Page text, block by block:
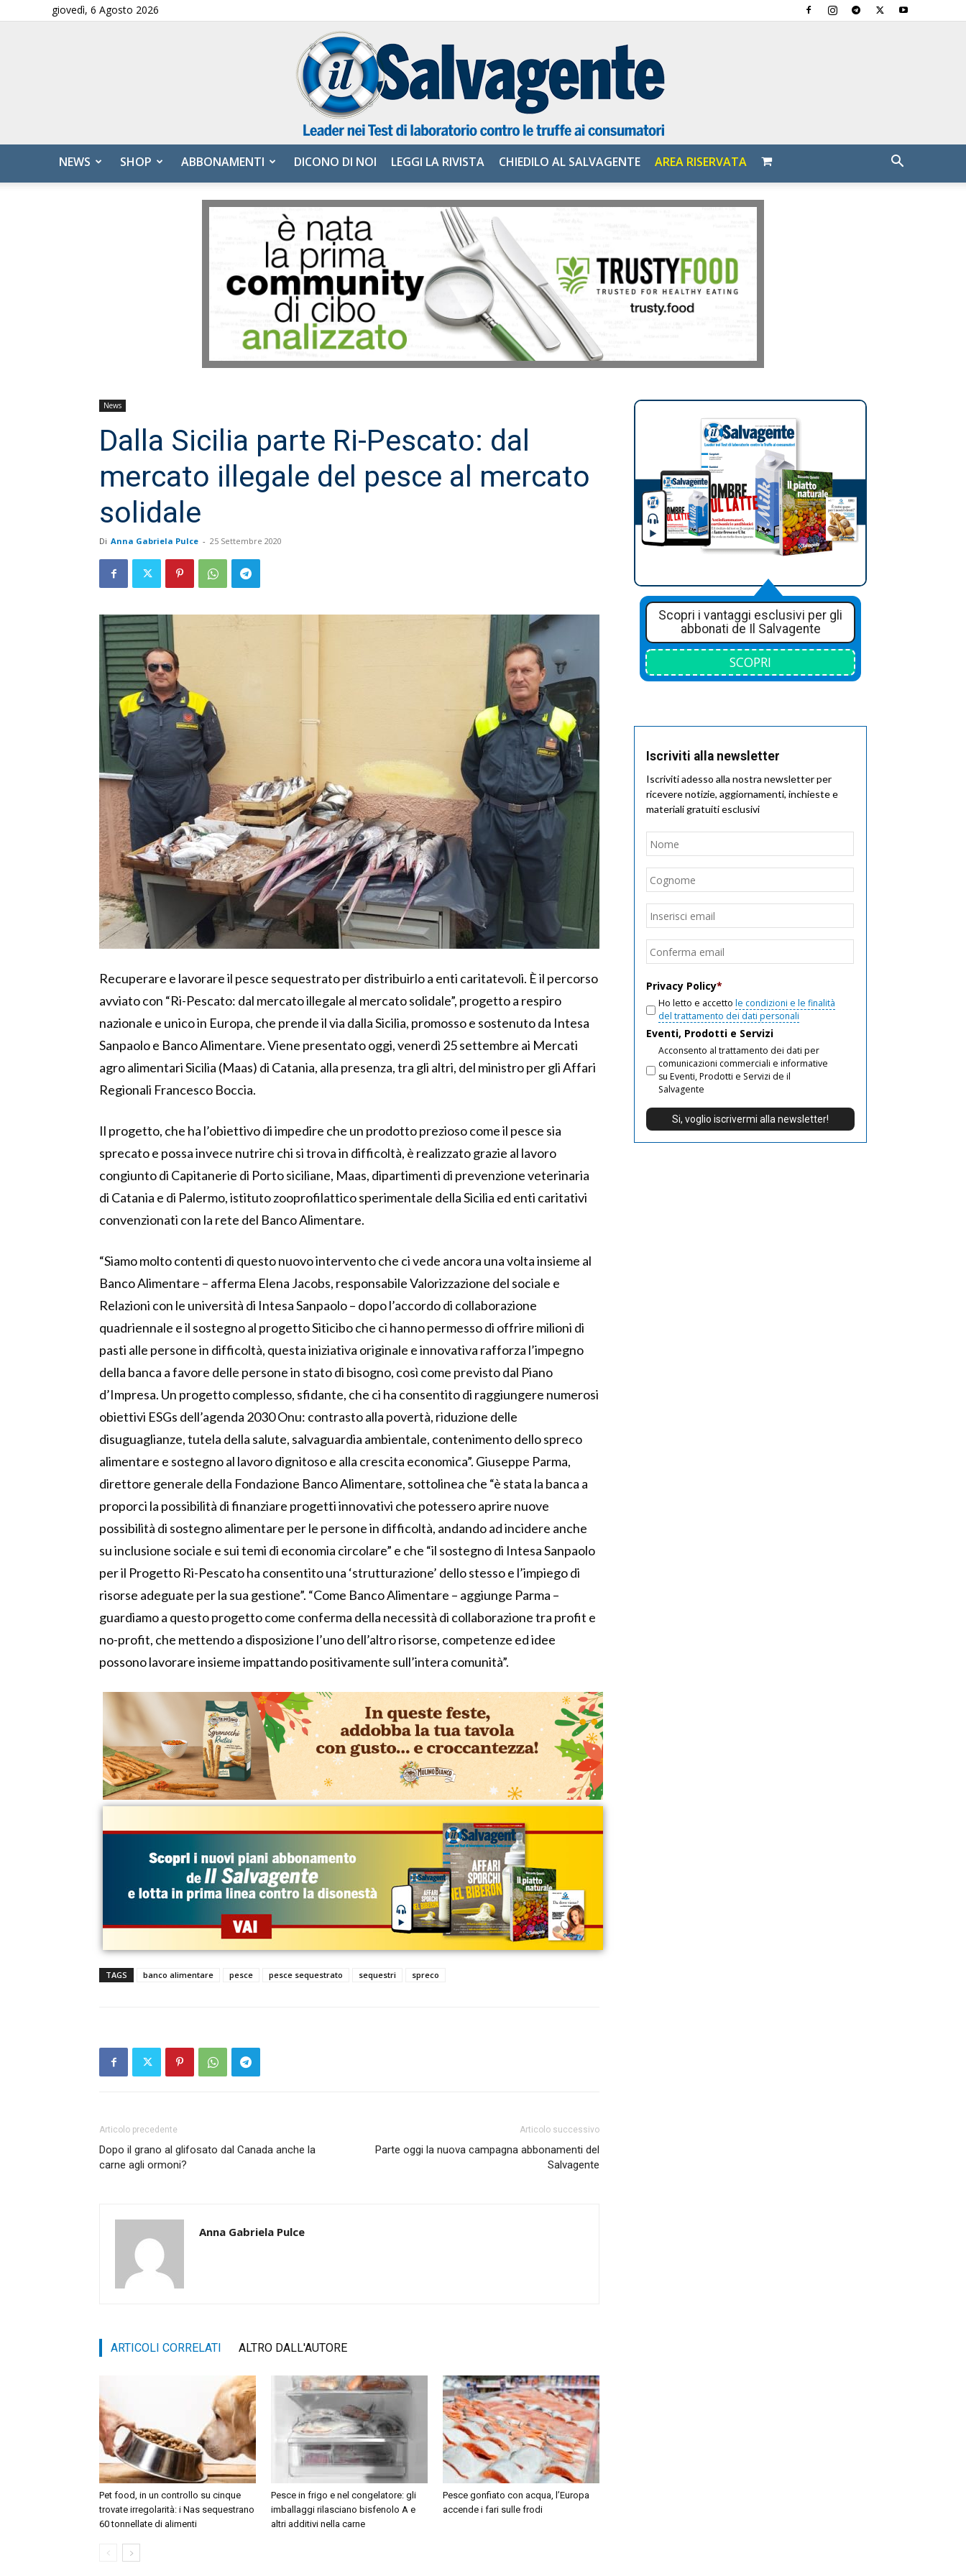
giovedì, 6 Agosto 2026
Salvagente
NEWS SHOP ABBONAMENTI DICONO DI NOI LEGGI LA RIVISTA CHIEDILO AL SALVAGENTE AREA RISERVATA
News
Dalla Sicilia parte Ri-Pescato: dal
mercato illegale del pesce al mercato
solidale
Di Anna Gabriela Pulce - 25 Settembre 2020
Recuperare e lavorare il pesce sequestrato per distribuirlo a enti caritatevoli. È il percorso
avviato con “Ri-Pescato: dal mercato illegale al mercato solidale”, progetto a respiro
nazionale e unico in Europa, che prende il via dalla Sicilia, promosso e sostenuto da Intesa
Sanpaolo e Banco Alimentare. Viene presentato oggi, venerdì 25 settembre ai Mercati
agro alimentari Sicilia (Maas) di Catania, alla presenza, tra gli altri, del ministro per gli Affari
Regionali Francesco Boccia.
Il progetto, che ha l’obiettivo di impedire che un prodotto prezioso come il pesce sia
sprecato e possa invece nutrire chi si trova in difficoltà, è realizzato grazie al lavoro
congiunto di Capitanerie di Porto siciliane, Maas, dipartimenti di prevenzione veterinaria
di Catania e di Palermo, istituto zooprofilattico sperimentale della Sicilia ed enti caritativi
convenzionati con la rete del Banco Alimentare.
“Siamo molto contenti di questo nuovo intervento che ci vede ancora una volta insieme al
Banco Alimentare – afferma Elena Jacobs, responsabile Valorizzazione del sociale e
Relazioni con le università di Intesa Sanpaolo – dopo l’accordo di collaborazione
quadriennale e il sostegno al progetto Siticibo che ci hanno permesso di offrire milioni di
pasti alle persone in difficoltà, questa iniziativa originale e innovativa rafforza l’impegno
della banca a favore delle persone in stato di bisogno, così come previsto dal Piano
d’Impresa. Un progetto complesso, sfidante, che ci ha consentito di raggiungere numerosi
obiettivi ESGs dell’agenda 2030 Onu: contrasto alla povertà, riduzione delle
disuguaglianze, tutela della salute, salvaguardia ambientale, contenimento dello spreco
alimentare e sostegno al lavoro dignitoso e alla crescita economica”. Giuseppe Parma,
direttore generale della Fondazione Banco Alimentare, sottolinea che “è stata la banca a
proporci la possibilità di finanziare progetti innovativi che potessero aprire nuove
possibilità di sostegno alimentare per le persone in difficoltà, andando ad incidere anche
su inclusione sociale e sui temi di economia circolare” e che “il sostegno di Intesa Sanpaolo
per il Progetto Ri-Pescato ha consentito una ‘strutturazione’ dello stesso e l’impiego di
risorse adeguate per la sua gestione”. “Come Banco Alimentare – aggiunge Parma –
guardiamo a questo progetto come conferma della necessità di collaborazione tra profit e
no-profit, che mettendo a disposizione l’uno dell’altro risorse, competenze ed idee
possono lavorare insieme impattando positivamente sull’intera comunità”.
TAGS banco alimentare pesce pesce sequestrato sequestri spreco
Articolo precedente
Dopo il grano al glifosato dal Canada anche la
carne agli ormoni?
Articolo successivo
Parte oggi la nuova campagna abbonamenti del
Salvagente
Anna Gabriela Pulce
ARTICOLI CORRELATI ALTRO DALL'AUTORE
Pet food, in un controllo su cinque
trovate irregolarità: i Nas sequestrano
60 tonnellate di alimenti
Pesce in frigo e nel congelatore: gli
imballaggi rilasciano bisfenolo A e
altri additivi nella carne
Pesce gonfiato con acqua, l’Europa
accende i fari sulle frodi
Scopri i vantaggi esclusivi per gli
abbonati de Il Salvagente
SCOPRI
Iscriviti alla newsletter
Iscriviti adesso alla nostra newsletter per
ricevere notizie, aggiornamenti, inchieste e
materiali gratuiti esclusivi
Nome
Email
Privacy Policy*
Ho letto e accetto le condizioni e le finalità
del trattamento dei dati personali
Eventi, Prodotti e Servizi
Acconsento al trattamento dei dati per
comunicazioni commerciali e informative
su Eventi, Prodotti e Servizi de il
Salvagente